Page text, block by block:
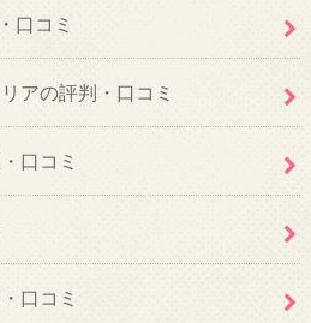
口コミ
アの評判・口コミ
口コミ
口コミ